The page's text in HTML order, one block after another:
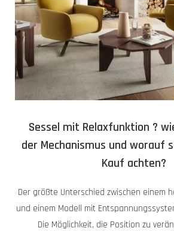
Sessel mit Relaxfunktion ?
der Mechanismus und worauf
Kauf achten?
Der größte Unterschied zwischen einem
und einem Modell mit
Die Möglichkeit, die Position zu